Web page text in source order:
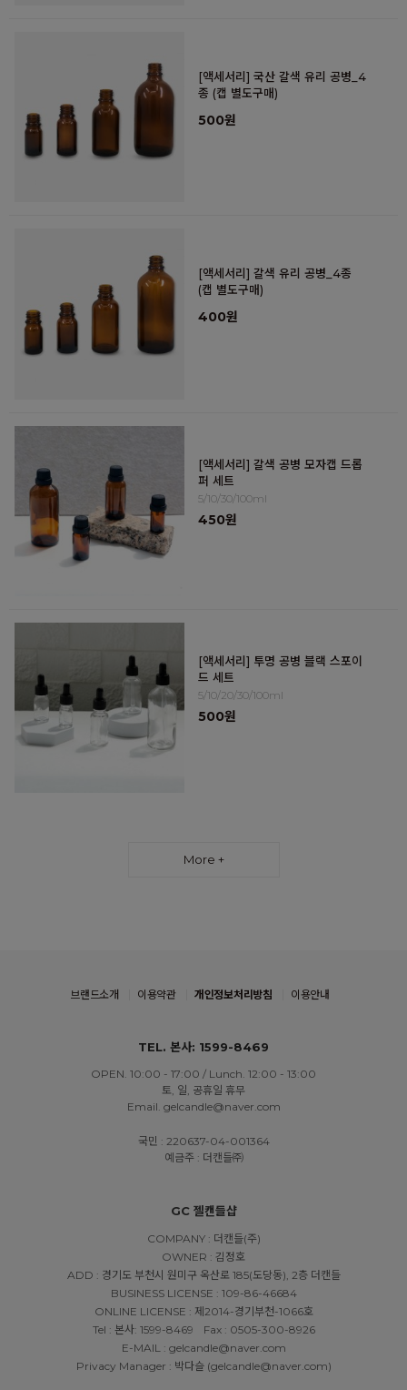
[액세서리] 국산 갈색 유리 공병_4
종 (캡 별도구매)
500원
[액세서리] 갈색 유리 공병_4종
(캡 별도구매)
400원
[액세서리] 갈색 공병 모자캡 드롭
퍼 세트
5/10/30/100ml
450원
[액세서리] 투명 공병 블랙 스포이
드 세트
5/10/20/30/100ml
500원
More +
브랜드소개 이용약관 개인정보처리방침 이용안내
TEL. 본사: 1599-8469
OPEN. 10:00 - 17:00 / Lunch. 12:00 - 13:00
토, 일, 공휴일 휴무
Email. gelcandle@naver.com
국민 : 220637-04-001364
예금주 : 더캔들㈜
GC 젤캔들샵
COMPANY : 더캔들(주)
OWNER : 김정호
ADD : 경기도 부천시 원미구 옥산로 185(도당동), 2층 더캔들
BUSINESS LICENSE : 109-86-46684
ONLINE LICENSE : 제2014-경기부천-1066호
Tel : 본사: 1599-8469
Fax : 0505-300-8926
E-MAIL : gelcandle@naver.com
Privacy Manager : 박다슬 (gelcandle@naver.com)